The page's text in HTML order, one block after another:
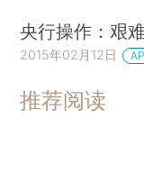
央行操作：艰
2015年02月12日
推荐阅读